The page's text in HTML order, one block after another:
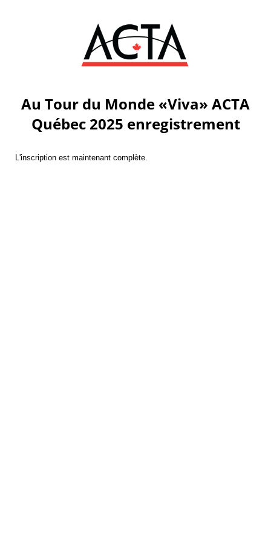
Au Tour du Monde «Viva» ACTA
Québec 2025 enregistrement
L'inscription est maintenant complète.